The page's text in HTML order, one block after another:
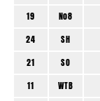
19 No8
24 SH
21 SO
11 WTB